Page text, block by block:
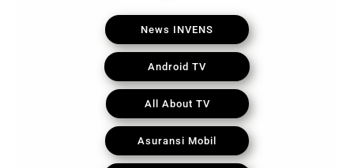
News INVENS
Android TV
All About TV
Asuransi Mobil